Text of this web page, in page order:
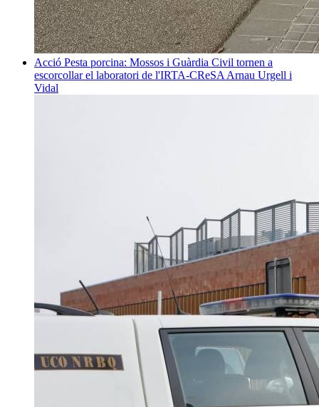
Acció Pesta porcina: Mossos i Guàrdia Civil tornen a
escorcollar el laboratori de l'IRTA-CReSA Arnau Urgell i
Vidal